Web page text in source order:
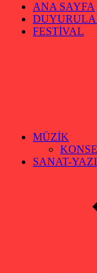
ANA SAYFA
FESTİVAL
MÜZİK
SANAT-YAZI